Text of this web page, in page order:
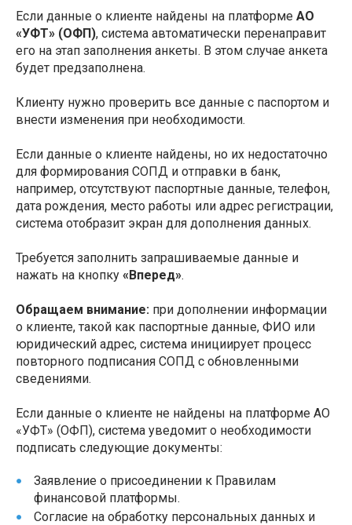
Если данные о клиенте найдены на платформе АО
«УФТ» (ОФП), система автоматически перенаправит
его на этап заполнения анкеты. В этом случае анкета
будет предзаполнена.
Клиенту нужно проверить все данные с паспортом и
внести изменения при необходимости.
Если данные о клиенте найдены, но их недостаточно
для формирования СОПД и отправки в банк,
например, отсутствуют паспортные данные, телефон,
дата рождения, место работы или адрес регистрации,
система отобразит экран для дополнения данных.
Требуется заполнить запрашиваемые данные и
нажать на кнопку «Вперед».
Обращаем внимание: при дополнении информации
о клиенте, такой как паспортные данные, ФИО или
юридический адрес, система инициирует процесс
повторного подписания СОПД с обновленными
сведениями.
Если данные о клиенте не найдены на платформе АО
«УФТ» (ОФП), система уведомит о необходимости
подписать следующие документы:
Заявление о присоединении к Правилам
финансовой платформы.
Согласие на обработку персональных данных и